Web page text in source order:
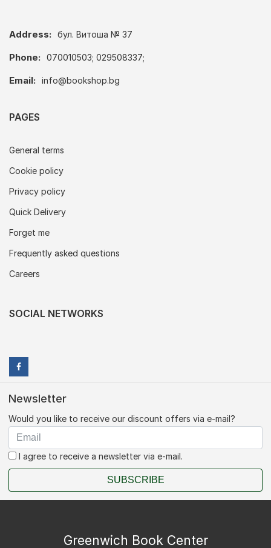
Address: бул. Витоша № 37
Phone: 070010503; 029508337;
Email: info@bookshop.bg
PAGES
General terms
Cookie policy
Privacy policy
Quick Delivery
Forget me
Frequently asked questions
Careers
SOCIAL NETWORKS
Newsletter
Would you like to receive our discount offers via e-mail?
I agree to receive a newsletter via e-mail.
SUBSCRIBE
Greenwich Book Center